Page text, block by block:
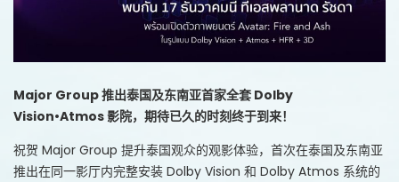
Major Group 推出泰国及东南亚首家全套 Dolby
Vision•Atmos 影院，期待已久的时刻终于到来！
祝贺 Major Group 提升泰国观众的观影体验，首次在泰国及东南亚
推出在同一影厅内完整安装 Dolby Vision 和 Dolby Atmos 系统的